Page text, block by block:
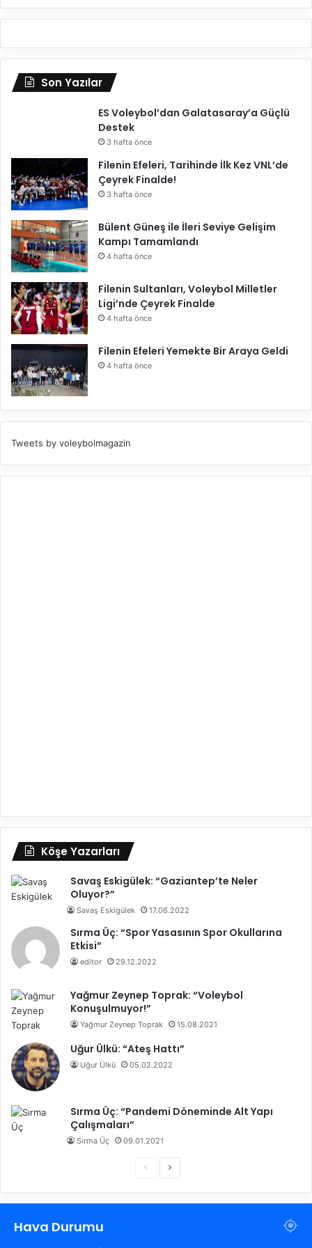
Son Yazılar
ES Voleybol’dan Galatasaray’a Güçlü
Destek
3 hafta önce
Filenin Efeleri, Tarihinde İlk Kez VNL’de
Çeyrek Finalde!
3 hafta önce
Bülent Güneş ile İleri Seviye Gelişim
Kampı Tamamlandı
4 hafta önce
Filenin Sultanları, Voleybol Milletler
Ligi’nde Çeyrek Finalde
4 hafta önce
Filenin Efeleri Yemekte Bir Araya Geldi
4 hafta önce
Tweets by voleybolmagazin
Köşe Yazarları
Savaş Eskigülek: “Gaziantep’te Neler
Oluyor?”
Savaş Eskigülek 17.06.2022
Sırma Üç: “Spor Yasasının Spor Okullarına
Etkisi”
editor 29.12.2022
Yağmur Zeynep Toprak: “Voleybol
Konuşulmuyor!”
Yağmur Zeynep Toprak 15.08.2021
Uğur Ülkü: “Ateş Hattı”
Uğur Ülkü 05.02.2022
Sırma Üç: “Pandemi Döneminde Alt Yapı
Çalışmaları”
Sırma Üç 09.01.2021
c
n
Hava Durumu